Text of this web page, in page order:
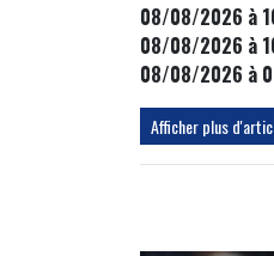
08/08/2026 à
08/08/2026 à
08/08/2026 à
Afficher plus